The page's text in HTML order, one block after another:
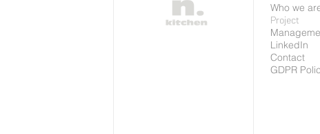
Who we
Project
LinkedIn
Contact
GDPR